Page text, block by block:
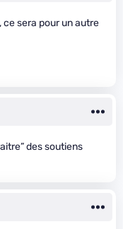
sera pour un autre
des soutiens